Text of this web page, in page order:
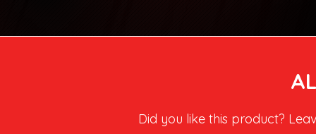
Did you like this product?